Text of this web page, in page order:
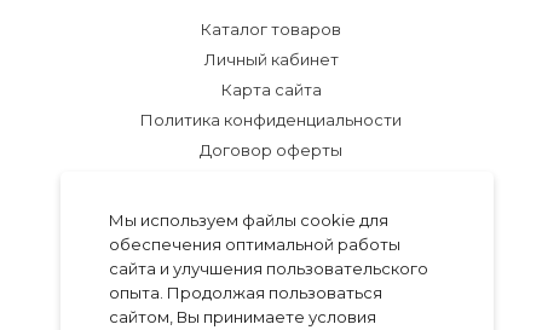
Каталог товаров
Личный кабинет
Карта сайта
Политика конфиденциальности
Договор оферты
+7 985 386 31 76
Обратный звонок
Разработка темыGo.Studio
Работает наInsales
Мы используем файлы cookie для
обеспечения оптимальной работы
сайта и улучшения пользовательского
опыта. Продолжая пользоваться
сайтом, Вы принимаете условия